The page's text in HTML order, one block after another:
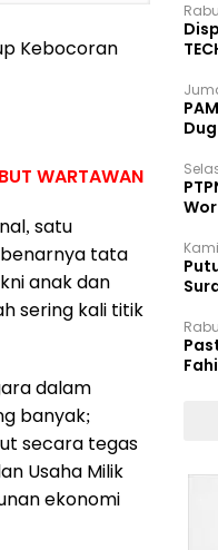
Kebocoran
WARTAWAN
satu
tata
anak dan
sering kali titik
dalam
banyak;
secara tegas
Usaha Milik
ekonomi